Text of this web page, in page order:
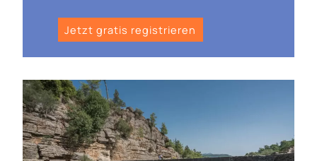
Jetzt gratis registrieren